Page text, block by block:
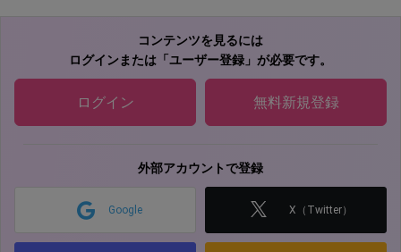
コンテンツを見るには
ログインまたは「ユーザー登録」が必要です。
ログイン 無料新規登録
外部アカウントで登録
Google X（Twitter）